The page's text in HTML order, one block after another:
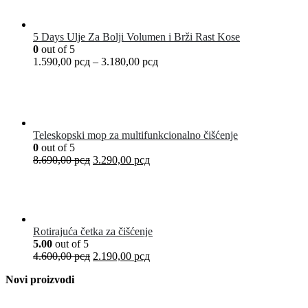
5 Days Ulje Za Bolji Volumen i Brži Rast Kose
0 out of 5
1.590,00 рсд – 3.180,00 рсд
Teleskopski mop za multifunkcionalno čišćenje
0 out of 5
8.690,00рсд 3.290,00 рсд
Rotirajuća četka za čišćenje
5.00 out of 5
4.600,00рсд 2.190,00 рсд
Novi proizvodi